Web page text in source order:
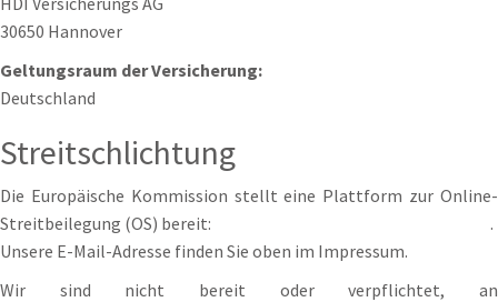
30650 Hannover
Geltungsraum der Versicherung:
Deutschland
Streitschlichtung
Die Europäische Kommission stellt eine Plattform zur Online-
Streitbeilegung (OS) bereit:
.
Unsere E-Mail-Adresse finden Sie oben im Impressum.
Wir sind nicht bereit oder verpflichtet, an